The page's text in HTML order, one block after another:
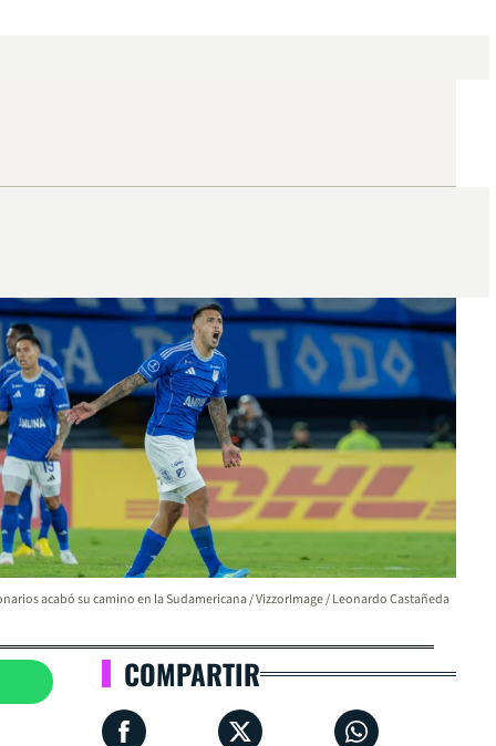
acabó su camino en la Sudamericana / VizzorImage / Leonardo Castañeda
COMPARTIR